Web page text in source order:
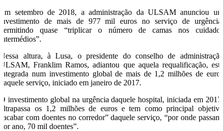
Em setembro de 2018, a administração da ULSAM anunciou um
investimento de mais de 977 mil euros no serviço de urgência,
permitindo quase “triplicar o número de camas nos cuidados
intermédios”.
Nessa altura, à Lusa, o presidente do conselho de administração
ULSAM, Franklim Ramos, adiantou que aquela requalificação, está
integrada num investimento global de mais de 1,2 milhões de euros
naquele serviço, iniciado em janeiro de 2017.
O investimento global na urgência daquele hospital, iniciada em 2017,
ultrapassa os 1,2 milhões de euros e tem como principal objetivo
“acabar com doentes no corredor” daquele serviço, “por onde passam,
por ano, 70 mil doentes”.